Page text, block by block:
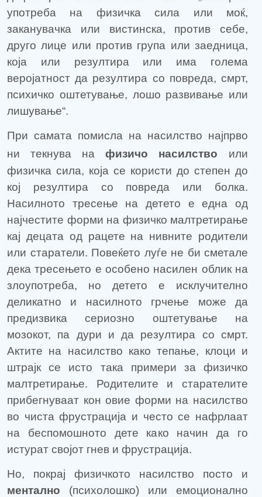
употреба на физичка сила или моќ,
заканувачка или вистинска, против себе,
друго лице или против група или заедница,
која или резултира или има голема
веројатност да резултира со повреда, смрт,
психичко оштетување, лошо развивање или
лишување“.
При самата помисла на насилство најпрво
ни текнува на физичо насилство
или
физичка сила, која се користи до степен до
кој резултира со повреда или болка.
Насилното тресење на детето е една од
најчестите форми на физичко малтретирање
кај децата од рацете на нивните родители
или старатели. Повеќето луѓе не би сметале
дека тресењето е особено насилен облик на
злоупотреба, но детето е исклучително
деликатно и насилното грчење може да
предизвика сериозно оштетување на
мозокот, па дури и да резултира со смрт.
Актите на насилство како тепање, клоци и
штрајк се исто така примери за физичко
малтретирање. Родителите и старателите
прибегнуваат кон овие форми на насилство
во чиста фрустрација и често се нафрлаат
на беспомошното дете како начин да го
истурат својот гнев и фрустрација.
Но, покрај физичкото насилство посто и
ментално (психолошко) или емоционално